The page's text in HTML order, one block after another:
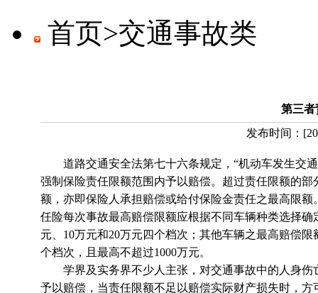
首页>交通事故类
第三者
发布时间： [
道路交通安全法第七十六条规定，“机动车发生交通
强制保险责任限额范围内予以赔偿。超过责任限额的
额，亦即保险人承担赔偿或给付保险金责任之最高限
任险每次事故最高赔偿限额应根据不同车辆种类选择
元、10万元和20万元四个档次；其他车辆之最高赔偿
个档次，且最高不超过1000万元。
学界及实务界不少人主张，对交通事故中的人身伤
予以赔偿，当责任限额不足以赔偿实际财产损失时，